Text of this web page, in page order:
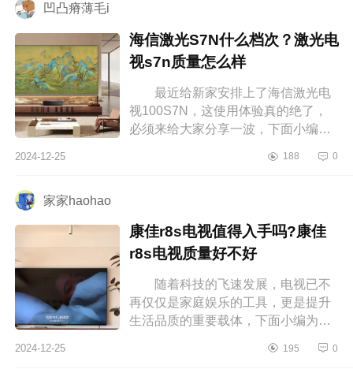
凹凸瘠薄毛i
海信激光S7N什么档次？激光电
视s7n质量怎么样
最近给新家安排上了海信激光电
视100S7N，这使用体验真的绝了，
必须来给大家分享一波，下面小编为
激光电视s7n质量怎么样 海信激光
2024-12-25 188 0
家家haohao
康佳r8s电视值得入手吗?康佳
r8s电视质量好不好
随着科技的飞速发展，电视已不
再仅仅是家庭娱乐的工具，更是提升
生活品质的重要载体，下面小编为大
佳r8s电视质量好不好 康佳r8s电...
2024-12-25 195 0